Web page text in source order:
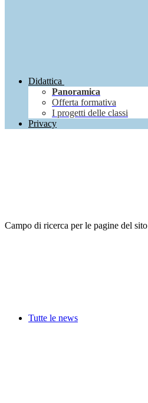
Didattica
Panoramica
Offerta formativa
I progetti delle classi
Privacy
Campo di ricerca per le pagine del sito
Tutte le news